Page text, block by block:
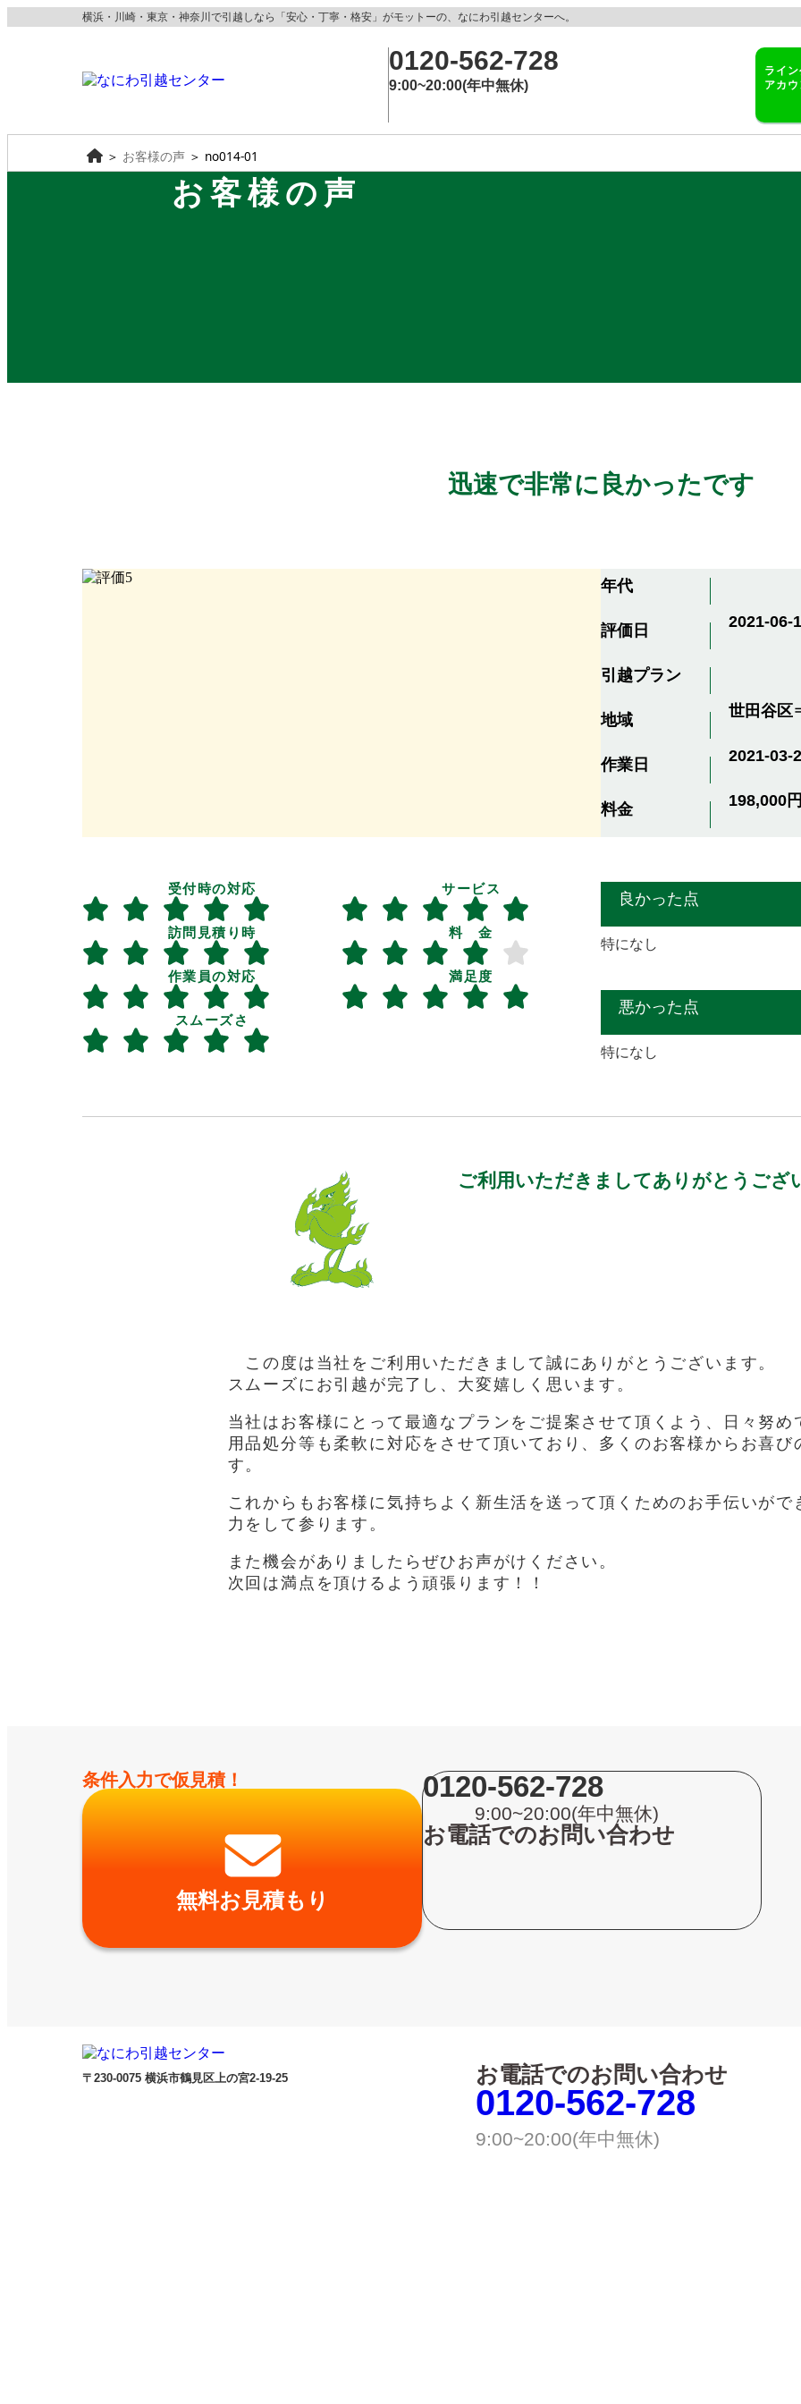
横浜・川崎・東京・神奈川で引越しなら「安心・丁寧・格安」がモットーの、なにわ引越センターへ。
0120-562-728
9:00~20:00(年中無休)
ライ
アカ
＞ お客様の声 ＞ no014-01
お客様の声
迅速で非常に良かったです
年代
評価日 2021-06-
引越プラン
地域 世田谷区
作業日 2021-03-
料金 198,000円
受付時の対応
訪問見積り時
作業員の対応
スムーズさ
サービス
料 金
満足度
良かった点
特になし
悪かった点
特になし
ご利用いただきましてありがとうござ
この度は当社をご利用いただきまして誠にありがとうございます。
スムーズにお引越が完了し、大変嬉しく思います。
当社はお客様にとって最適なプランをご提案させて頂くよう、日々努め
用品処分等も柔軟に対応をさせて頂いており、多くのお客様からお喜び
す。
これからもお客様に気持ちよく新生活を送って頂くためのお手伝いがで
力をして参ります。
また機会がありましたらぜひお声がけください。
次回は満点を頂けるよう頑張ります！！
条件入力で仮見積！
無料お見積もり
0120-562-728
9:00~20:00(年中無休)
お電話でのお問い合わせ
〒230-0075 横浜市鶴見区上の宮2-19-25 お電話でのお問い合わせ
0120-562-728
9:00~20:00(年中無休)